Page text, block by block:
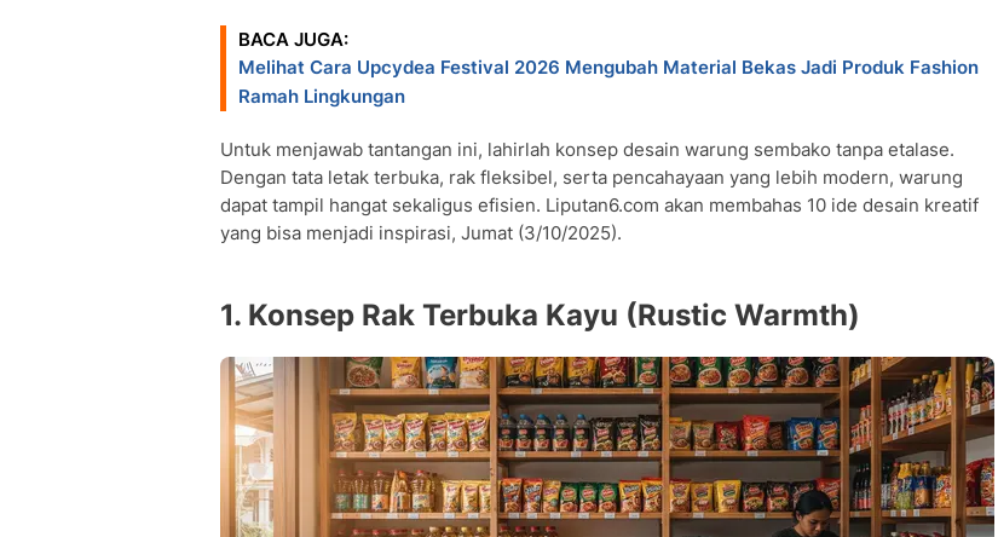
FAQ Seputar Warung Sembako
• Apa perbedaan warung sembako modern dan tradisional?
• Bagaimana cara menjaga keamanan produk tanpa etalase kaca?
• Berapa modal rata-rata untuk mendesain ulang warung tanpa etalase?
• Apakah desain terbuka cocok untuk semua lokasi?
BACA JUGA:
Melihat Cara Upcydea Festival 2026 Mengubah Material Bekas Jadi Produk Fashion
Ramah Lingkungan
Untuk menjawab tantangan ini, lahirlah konsep desain warung sembako tanpa etalase.
Dengan tata letak terbuka, rak fleksibel, serta pencahayaan yang lebih modern, warung
dapat tampil hangat sekaligus efisien. Liputan6.com akan membahas 10 ide desain kreatif
yang bisa menjadi inspirasi, Jumat (3/10/2025).
1. Konsep Rak Terbuka Kayu (Rustic Warmth)